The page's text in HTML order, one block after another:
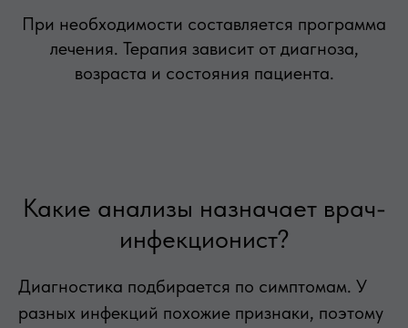
При необходимости составляется программа
лечения. Терапия зависит от диагноза,
возраста и состояния пациента.
Какие анализы назначает врач-
инфекционист?
Диагностика подбирается по симптомам. У
разных инфекций похожие признаки, поэтому